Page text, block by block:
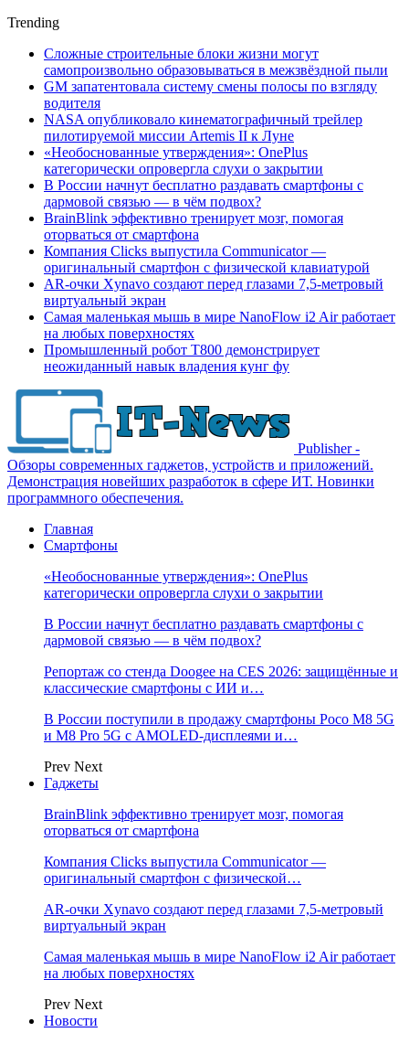
Trending
Сложные строительные блоки жизни могут
самопроизвольно образовываться в межзвёздной пыли
GM запатентовала систему смены полосы по взгляду
водителя
NASA опубликовало кинематографичный трейлер
пилотируемой миссии Artemis II к Луне
«Необоснованные утверждения»: OnePlus
категорически опровергла слухи о закрытии
В России начнут бесплатно раздавать смартфоны с
дармовой связью — в чём подвох?
BrainBlink эффективно тренирует мозг, помогая
оторваться от смартфона
Компания Clicks выпустила Communicator —
оригинальный смартфон с физической клавиатурой
AR-очки Xynavo создают перед глазами 7,5-метровый
виртуальный экран
Самая маленькая мышь в мире NanoFlow i2 Air работает
на любых поверхностях
Промышленный робот Т800 демонстрирует
неожиданный навык владения кунг фу
Publisher -
Обзоры современных гаджетов, устройств и приложений.
Демонстрация новейших разработок в сфере ИТ. Новинки
программного обеспечения.
Главная
Смартфоны
«Необоснованные утверждения»: OnePlus
категорически опровергла слухи о закрытии
В России начнут бесплатно раздавать смартфоны с
дармовой связью — в чём подвох?
Репортаж со стенда Doogee на CES 2026: защищённые и
классические смартфоны с ИИ и…
В России поступили в продажу смартфоны Poco M8 5G
и M8 Pro 5G с AMOLED-дисплеями и…
Prev Next
Гаджеты
BrainBlink эффективно тренирует мозг, помогая
оторваться от смартфона
Компания Clicks выпустила Communicator —
оригинальный смартфон с физической…
AR-очки Xynavo создают перед глазами 7,5-метровый
виртуальный экран
Самая маленькая мышь в мире NanoFlow i2 Air работает
на любых поверхностях
Prev Next
Новости